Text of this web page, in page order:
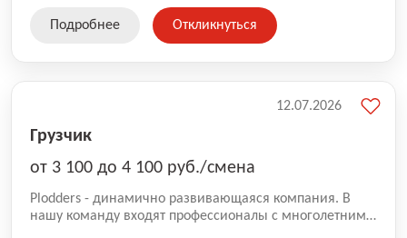
Подробнее Откликнуться
Грузчик
от 3 100 до 4 100 руб./смена
Plodders - динамично развивающаяся компания. В
нашу команду входят профессионалы с многолетним
12.07.2026